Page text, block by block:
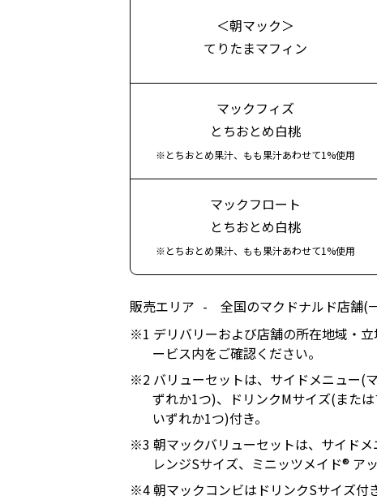
＜朝マック＞
てりたまマフィン
マックフィズ
とちおとめ白桃
※とちおとめ果汁、もも果汁あわせて1%使用
マックフロート
とちおとめ白桃
※とちおとめ果汁、もも果汁あわせて1%使用
販売エリア
全国のマクドナルド店舗(
※1 デリバリーおよび店舗の所在地域・
ービス内をご確認ください。
※2 バリューセットは、サイドメニュー(
ずれか1つ)、ドリンクMサイズ(また
いずれか1つ)付き。
※3 朝マックバリューセットは、サイド
レンジSサイズ、ミニッツメイド® ア
※4 朝マックコンビはドリンクSサイズ付き